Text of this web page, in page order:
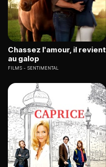
Chassez l'amour, il revient
au galop
FILMS SENTIMENTAL